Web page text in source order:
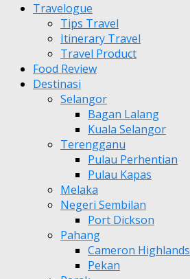
Travelogue
Tips Travel
Itinerary Travel
Travel Product
Food Review
Destinasi
Selangor
Bagan Lalang
Kuala Selangor
Terengganu
Pulau Perhentian
Pulau Kapas
Melaka
Negeri Sembilan
Port Dickson
Pahang
Cameron Highlands
Pekan